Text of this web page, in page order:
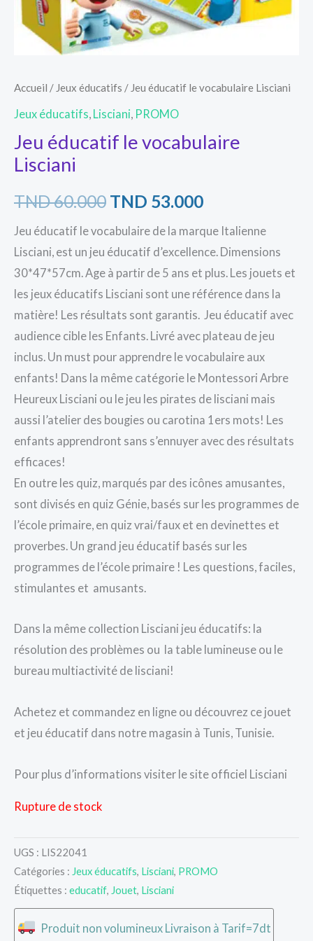
Accueil / Jeux éducatifs / Jeu éducatif le vocabulaire Lisciani
Jeux éducatifs Lisciani PROMO
Jeu éducatif le vocabulaire
Lisciani
TND60.000 TND 53.000
Jeu éducatif le vocabulaire de la marque Italienne
Lisciani, est un jeu éducatif d’excellence. Dimensions
30*47*57cm. Age à partir de 5 ans et plus. Les jouets et
les jeux éducatifs Lisciani sont une référence dans la
matière! Les résultats sont garantis. Jeu éducatif avec
audience cible les Enfants. Livré avec plateau de jeu
inclus. Un must pour apprendre le vocabulaire aux
enfants! Dans la même catégorie le Montessori Arbre
Heureux Lisciani ou le jeu les pirates de lisciani mais
aussi l’atelier des bougies ou carotina 1ers mots! Les
enfants apprendront sans s’ennuyer avec des résultats
efficaces!
En outre les quiz, marqués par des icônes amusantes,
sont divisés en quiz Génie, basés sur les programmes de
l’école primaire, en quiz vrai/faux et en devinettes et
proverbes. Un grand jeu éducatif basés sur les
programmes de l’école primaire ! Les questions, faciles,
stimulantes et amusants.
Dans la même collection Lisciani jeu éducatifs: la
résolution des problèmes ou la table lumineuse ou le
bureau multiactivité de lisciani!
Achetez et commandez en ligne ou découvrez ce jouet
et jeu éducatif dans notre magasin à Tunis, Tunisie.
Pour plus d’informations visiter le site officiel Lisciani
Rupture de stock
UGS : LIS22041
Catégories : Jeux éducatifs, Lisciani, PROMO
Étiquettes : educatif, Jouet, Lisciani
Produit non volumineux Livraison à Tarif=7dt